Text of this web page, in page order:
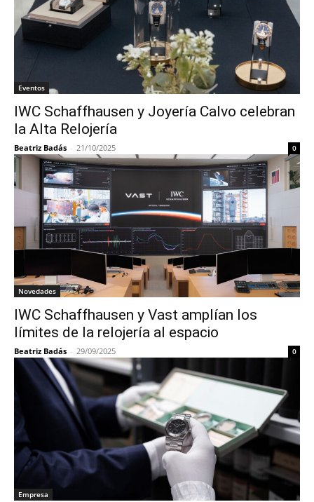
Eventos
IWC Schaffhausen y Joyería Calvo celebran
la Alta Relojería
Beatriz Badás - 21/10/2025 0
Novedades
IWC Schaffhausen y Vast amplían los
límites de la relojería al espacio
Beatriz Badás - 29/09/2025 0
Empresa